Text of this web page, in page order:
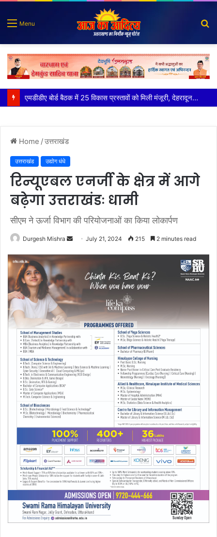
Menu
कृष्णा हाउसकीपिंग के मालिक दीपक जायसवाल विनोद नौटियाल आदि पर मुकदमा दर्ज
Home /उत्तराखंड
उत्तराखंड उद्योग धंधे
रिन्यूएबल एनर्जी के क्षेत्र में आगे
बढ़ेगा उत्तराखंडः धामी
सीएम ने ऊर्जा विभाग की परियोजनाओं का किया लोकार्पण
Durgesh Mishra
Send
email
July 21, 2024 215 2 minutes read